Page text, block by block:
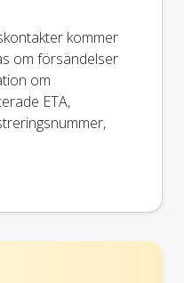
kommer
om försändelser
om
ETA,